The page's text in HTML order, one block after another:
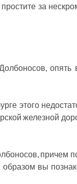
за
опять
этого
железной
причем
вы